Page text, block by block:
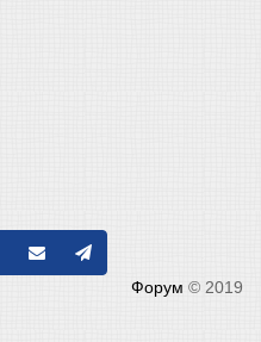
Форум © 2019